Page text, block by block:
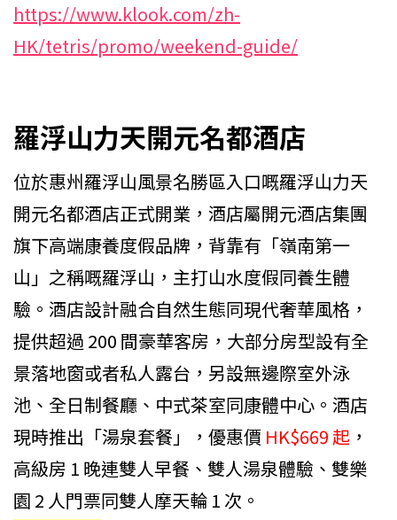
https://www.klook.com/zh-
HK/tetris/promo/weekend-guide/
羅浮山力天開元名都酒店
位於惠州羅浮山風景名勝區入口嘅羅浮山力天
開元名都酒店正式開業，酒店屬開元酒店集團
旗下高端康養度假品牌，背靠有「嶺南第一
山」之稱嘅羅浮山，主打山水度假同養生體
驗。酒店設計融合自然生態同現代奢華風格，
提供超過 200 間豪華客房，大部分房型設有全
景落地窗或者私人露台，另設無邊際室外泳
池、全日制餐廳、中式茶室同康體中心。酒店
現時推出「湯泉套餐」，優惠價 HK$669 起 ，
高級房 1 晚連雙人早餐、雙人湯泉體驗、雙樂
園 2 人門票同雙人摩天輪 1 次。